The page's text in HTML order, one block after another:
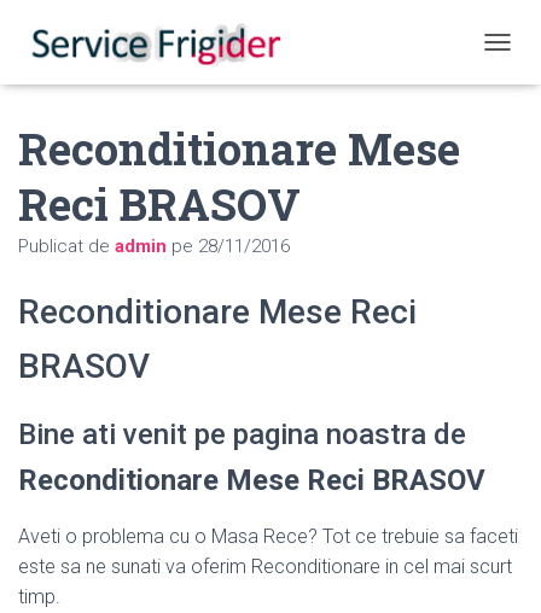
Reconditionare Mese
Reci BRASOV
Publicat de admin pe 28/11/2016
Reconditionare Mese Reci
BRASOV
Bine ati venit pe pagina noastra de
Reconditionare Mese Reci BRASOV
Aveti o problema cu o Masa Rece? Tot ce trebuie sa faceti
este sa ne sunati va oferim Reconditionare in cel mai scurt
timp.